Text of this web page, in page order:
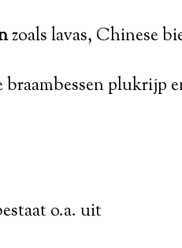
zoals lavas, Chinese
plukrijp
o.a. uit